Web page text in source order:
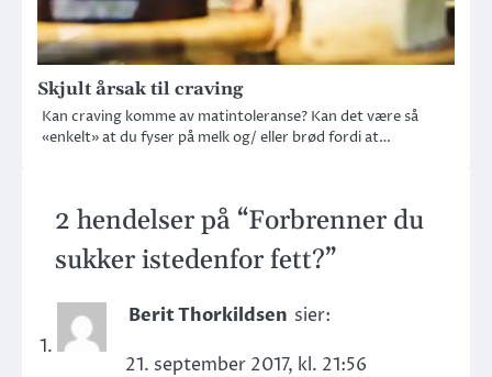
Skjult årsak til craving
Kan craving komme av matintoleranse? Kan det være så
«enkelt» at du fyser på melk og/ eller brød fordi at…
2 hendelser på “Forbrenner du
sukker istedenfor fett?”
Berit Thorkildsen sier:
21. september 2017, kl. 21:56